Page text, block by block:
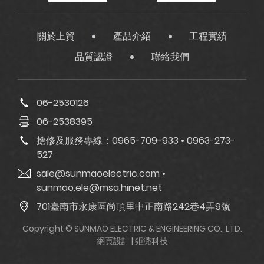
關於上貿 產品介紹
工程實績
品質認證
聯絡我們
06-2530126
06-2538395
搶修及服務專線： 0965-709-933 • 0963-273-
527
sale@sunmaoelectric.com •
sunmao.ele@msa.hinet.net
701臺南市永康區尚頂里中正南路242巷4弄9號
Copyright © SUNMAO ELECTRIC & ENGINEERING CO., LTD.
網頁設計| 鉅潞科技